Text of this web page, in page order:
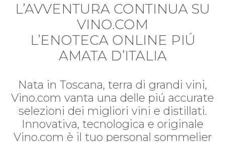
L’AVVENTURA CONTINUA SU
VINO.COM
L’ENOTECA ONLINE PIÚ
AMATA D’ITALIA
Nata in Toscana, terra di grandi vini,
Vino.com vanta una delle piú accurate
selezioni dei migliori vini e distillati.
Innovativa, tecnologica e originale
Vino.com è il tuo personal sommelier